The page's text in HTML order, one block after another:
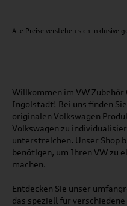
Alle Preise verstehen sich inklusive
Willkommen im VW Zubehör
Ingolstadt! Bei uns finden
originalen Volkswagen
Volkswagen zu
unterstreichen. Unser Shop
benötigen, um Ihren VW zu
machen.
Entdecken Sie unser
das speziell für